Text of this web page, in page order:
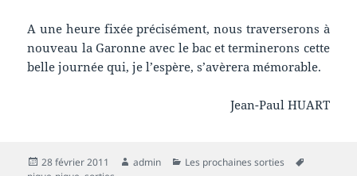
A une heure fixée précisément, nous traverserons à
nouveau la Garonne avec le bac et terminerons cette
belle journée qui, je l’espère, s’avèrera mémorable.
Jean-Paul HUART
Publié
28 février 2011 Auteur
admin Catégories
Les prochaines sorties